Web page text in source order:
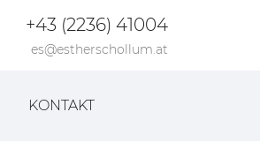
+43 (2236) 41004
es@estherschollum.at
KONTAKT